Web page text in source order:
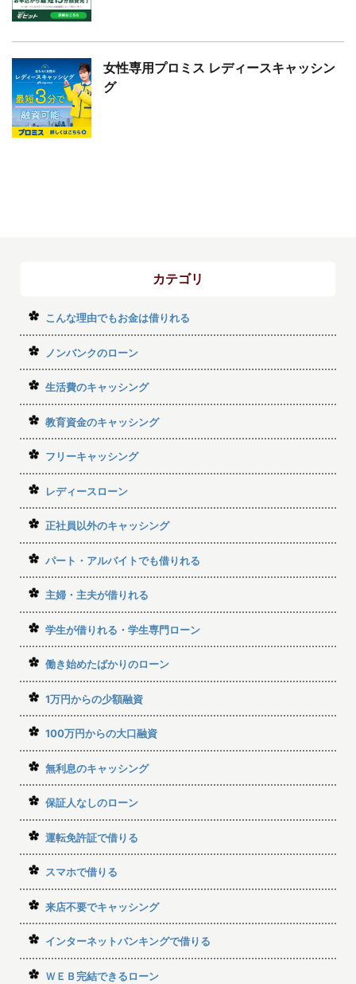
女性専用プロミス レディースキャッシン
グ
カテゴリ
こんな理由でもお金は借りれる
ノンバンクのローン
生活費のキャッシング
教育資金のキャッシング
フリーキャッシング
レディースローン
正社員以外のキャッシング
パート・アルバイトでも借りれる
主婦・主夫が借りれる
学生が借りれる・学生専門ローン
働き始めたばかりのローン
1万円からの少額融資
100万円からの大口融資
無利息のキャッシング
保証人なしのローン
運転免許証で借りる
スマホで借りる
来店不要でキャッシング
インターネットバンキングで借りる
ＷＥＢ完結できるローン